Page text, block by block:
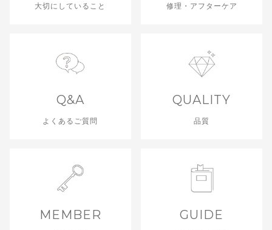
大切にしていること 修理・アフターケア
Q&A
よくあるご質問
QUALITY
品質
MEMBER GUIDE